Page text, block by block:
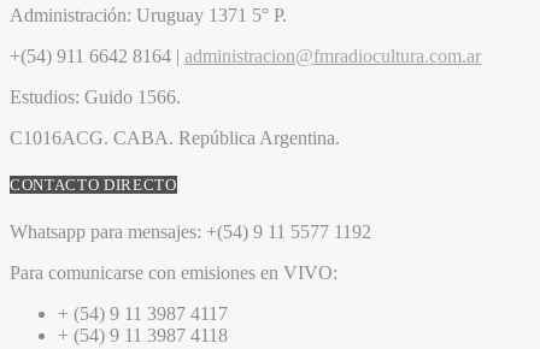
Administración: Uruguay 1371 5° P.
+(54) 911 6642 8164 | administracion@fmradiocultura.com.ar
Estudios: Guido 1566.
C1016ACG. CABA. República Argentina.
CONTACTO DIRECTO
Whatsapp para mensajes: +(54) 9 11 5577 1192
Para comunicarse con emisiones en VIVO:
+ (54) 9 11 3987 4117
+ (54) 9 11 3987 4118